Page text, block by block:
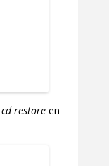
cd restore en